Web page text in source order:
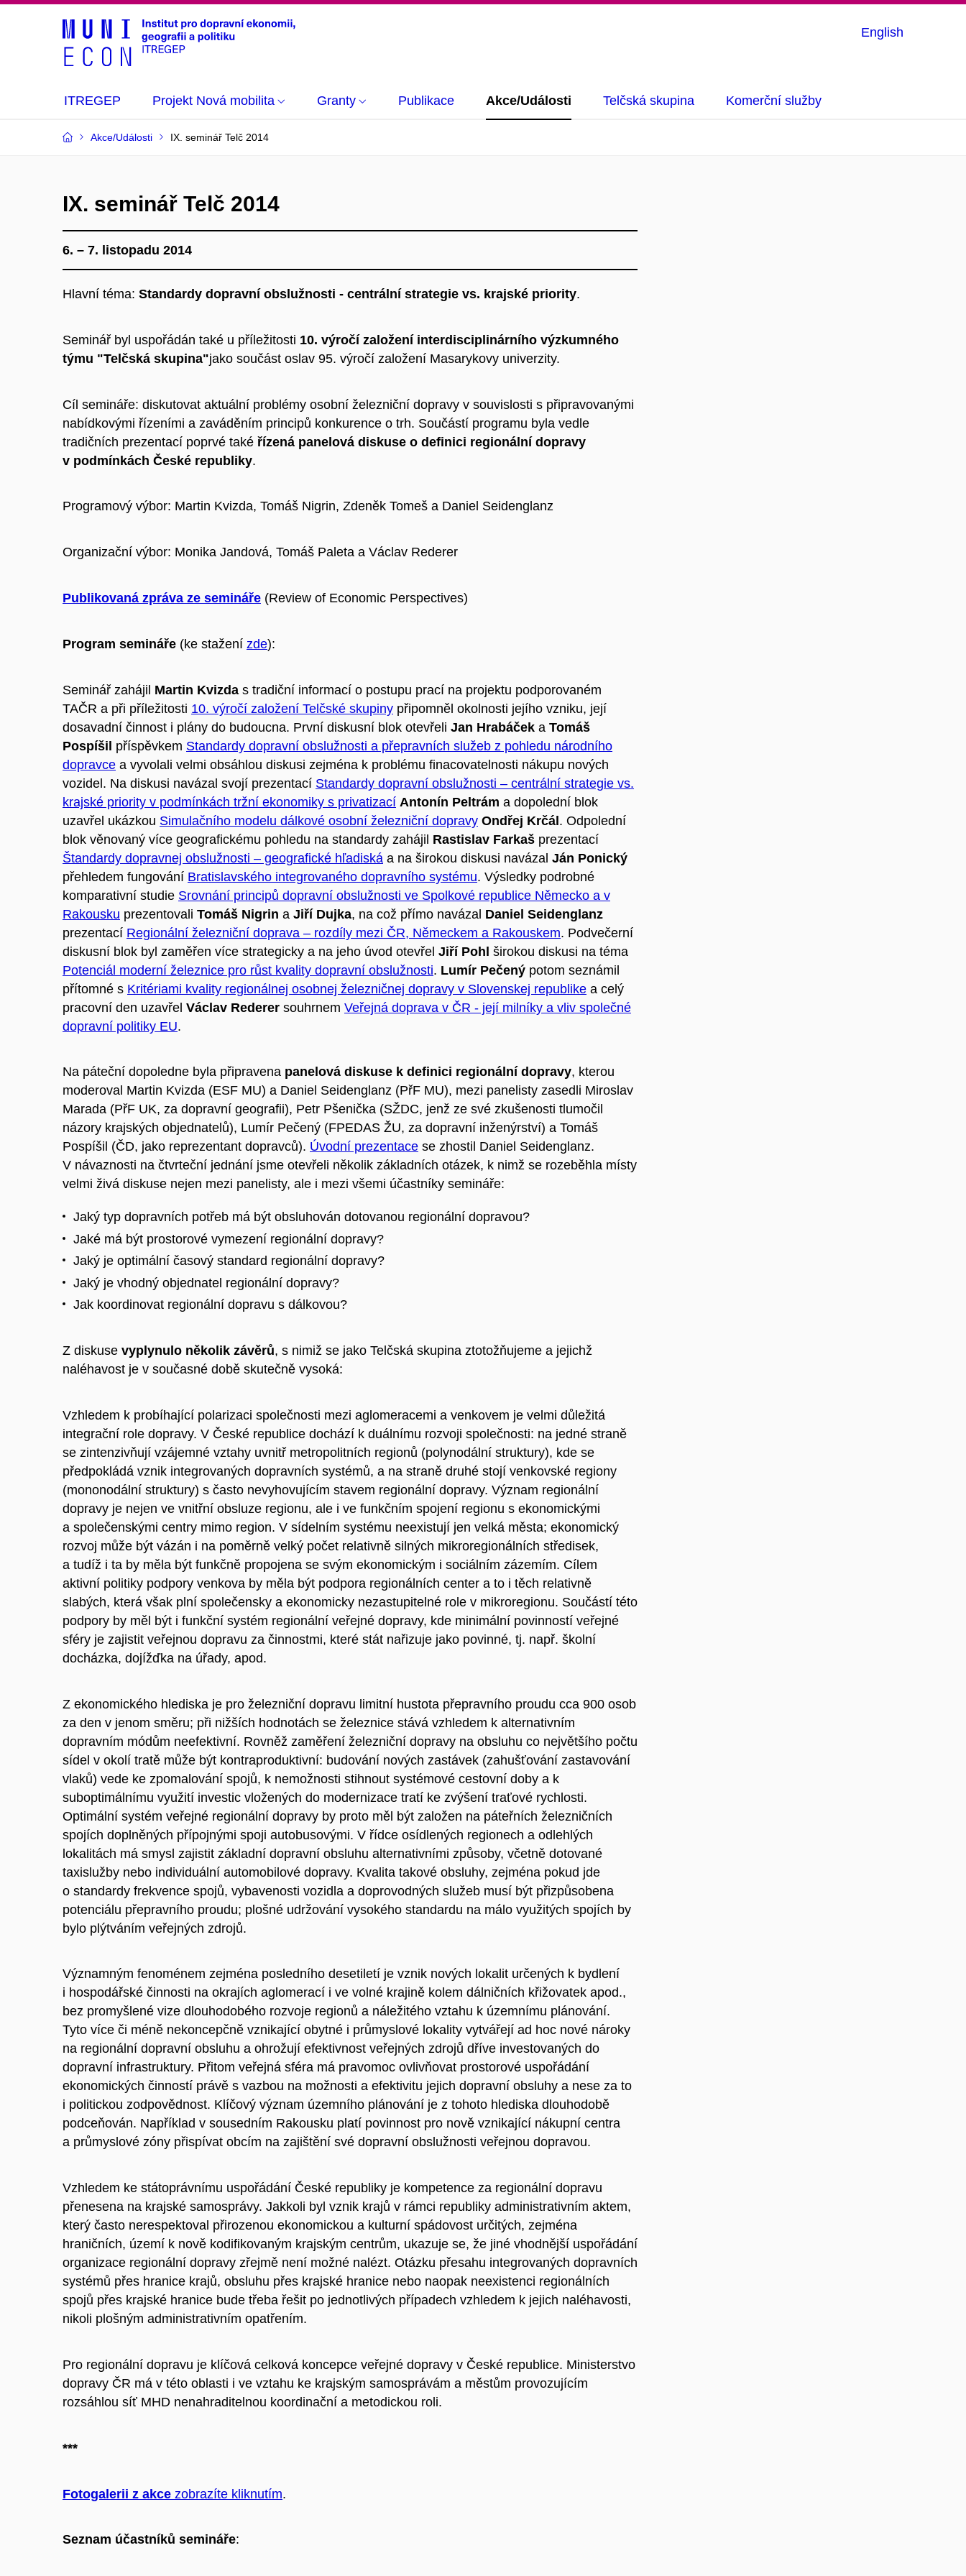
English
ITREGEP Projekt Nová mobilita Granty Publikace Akce/Události Telčská skupina Komerční služby
Akce/Události IX. seminář Telč 2014
IX. seminář Telč 2014
6. – 7. listopadu 2014
Hlavní téma: Standardy dopravní obslužnosti - centrální strategie vs. krajské priority.
Seminář byl uspořádán také u příležitosti 10. výročí založení interdisciplinárního výzkumného
týmu "Telčská skupina"jako součást oslav 95. výročí založení Masarykovy univerzity.
Cíl semináře: diskutovat aktuální problémy osobní železniční dopravy v souvislosti s připravovanými
nabídkovými řízeními a zaváděním principů konkurence o trh. Součástí programu byla vedle
tradičních prezentací poprvé také řízená panelová diskuse o definici regionální dopravy
v podmínkách České republiky.
Programový výbor: Martin Kvizda, Tomáš Nigrin, Zdeněk Tomeš a Daniel Seidenglanz
Organizační výbor: Monika Jandová, Tomáš Paleta a Václav Rederer
Publikovaná zpráva ze semináře (Review of Economic Perspectives)
Program semináře (ke stažení zde):
Seminář zahájil Martin Kvizda s tradiční informací o postupu prací na projektu podporovaném
TAČR a při příležitosti 10. výročí založení Telčské skupiny připomněl okolnosti jejího vzniku, její
dosavadní činnost i plány do budoucna. První diskusní blok otevřeli Jan Hrabáček a Tomáš
Pospíšil příspěvkem Standardy dopravní obslužnosti a přepravních služeb z pohledu národního
dopravce a vyvolali velmi obsáhlou diskusi zejména k problému finacovatelnosti nákupu nových
vozidel. Na diskusi navázal svojí prezentací Standardy dopravní obslužnosti – centrální strategie vs.
krajské priority v podmínkách tržní ekonomiky s privatizací Antonín Peltrám a dopolední blok
uzavřel ukázkou Simulačního modelu dálkové osobní železniční dopravy Ondřej Krčál. Odpolední
blok věnovaný více geografickému pohledu na standardy zahájil Rastislav Farkaš prezentací
Štandardy dopravnej obslužnosti – geografické hľadiská a na širokou diskusi navázal Ján Ponický
přehledem fungování Bratislavského integrovaného dopravního systému. Výsledky podrobné
komparativní studie Srovnání principů dopravní obslužnosti ve Spolkové republice Německo a v
Rakousku prezentovali Tomáš Nigrin a Jiří Dujka, na což přímo navázal Daniel Seidenglanz
prezentací Regionální železniční doprava – rozdíly mezi ČR, Německem a Rakouskem. Podvečerní
diskusní blok byl zaměřen více strategicky a na jeho úvod otevřel Jiří Pohl širokou diskusi na téma
Potenciál moderní železnice pro růst kvality dopravní obslužnosti. Lumír Pečený potom seznámil
přítomné s Kritériami kvality regionálnej osobnej železničnej dopravy v Slovenskej republike a celý
pracovní den uzavřel Václav Rederer souhrnem Veřejná doprava v ČR - její milníky a vliv společné
dopravní politiky EU.
Na páteční dopoledne byla připravena panelová diskuse k definici regionální dopravy, kterou
moderoval Martin Kvizda (ESF MU) a Daniel Seidenglanz (PřF MU), mezi panelisty zasedli Miroslav
Marada (PřF UK, za dopravní geografii), Petr Pšenička (SŽDC, jenž ze své zkušenosti tlumočil
názory krajských objednatelů), Lumír Pečený (FPEDAS ŽU, za dopravní inženýrství) a Tomáš
Pospíšil (ČD, jako reprezentant dopravců). Úvodní prezentace se zhostil Daniel Seidenglanz.
V návaznosti na čtvrteční jednání jsme otevřeli několik základních otázek, k nimž se rozeběhla místy
velmi živá diskuse nejen mezi panelisty, ale i mezi všemi účastníky semináře:
Jaký typ dopravních potřeb má být obsluhován dotovanou regionální dopravou?
Jaké má být prostorové vymezení regionální dopravy?
Jaký je optimální časový standard regionální dopravy?
Jaký je vhodný objednatel regionální dopravy?
Jak koordinovat regionální dopravu s dálkovou?
Z diskuse vyplynulo několik závěrů, s nimiž se jako Telčská skupina ztotožňujeme a jejichž
naléhavost je v současné době skutečně vysoká:
Vzhledem k probíhající polarizaci společnosti mezi aglomeracemi a venkovem je velmi důležitá
integrační role dopravy. V České republice dochází k duálnímu rozvoji společnosti: na jedné straně
se zintenzivňují vzájemné vztahy uvnitř metropolitních regionů (polynodální struktury), kde se
předpokládá vznik integrovaných dopravních systémů, a na straně druhé stojí venkovské regiony
(mononodální struktury) s často nevyhovujícím stavem regionální dopravy. Význam regionální
dopravy je nejen ve vnitřní obsluze regionu, ale i ve funkčním spojení regionu s ekonomickými
a společenskými centry mimo region. V sídelním systému neexistují jen velká města; ekonomický
rozvoj může být vázán i na poměrně velký počet relativně silných mikroregionálních středisek,
a tudíž i ta by měla být funkčně propojena se svým ekonomickým i sociálním zázemím. Cílem
aktivní politiky podpory venkova by měla být podpora regionálních center a to i těch relativně
slabých, která však plní společensky a ekonomicky nezastupitelné role v mikroregionu. Součástí této
podpory by měl být i funkční systém regionální veřejné dopravy, kde minimální povinností veřejné
sféry je zajistit veřejnou dopravu za činnostmi, které stát nařizuje jako povinné, tj. např. školní
docházka, dojížďka na úřady, apod.
Z ekonomického hlediska je pro železniční dopravu limitní hustota přepravního proudu cca 900 osob
za den v jenom směru; při nižších hodnotách se železnice stává vzhledem k alternativním
dopravním módům neefektivní. Rovněž zaměření železniční dopravy na obsluhu co největšího počtu
sídel v okolí tratě může být kontraproduktivní: budování nových zastávek (zahušťování zastavování
vlaků) vede ke zpomalování spojů, k nemožnosti stihnout systémové cestovní doby a k
suboptimálnímu využití investic vložených do modernizace tratí ke zvýšení traťové rychlosti.
Optimální systém veřejné regionální dopravy by proto měl být založen na páteřních železničních
spojích doplněných přípojnými spoji autobusovými. V řídce osídlených regionech a odlehlých
lokalitách má smysl zajistit základní dopravní obsluhu alternativními způsoby, včetně dotované
taxislužby nebo individuální automobilové dopravy. Kvalita takové obsluhy, zejména pokud jde
o standardy frekvence spojů, vybavenosti vozidla a doprovodných služeb musí být přizpůsobena
potenciálu přepravního proudu; plošné udržování vysokého standardu na málo využitých spojích by
bylo plýtváním veřejných zdrojů.
Významným fenoménem zejména posledního desetiletí je vznik nových lokalit určených k bydlení
i hospodářské činnosti na okrajích aglomerací i ve volné krajině kolem dálničních křižovatek apod.,
bez promyšlené vize dlouhodobého rozvoje regionů a náležitého vztahu k územnímu plánování.
Tyto více či méně nekoncepčně vznikající obytné i průmyslové lokality vytvářejí ad hoc nové nároky
na regionální dopravní obsluhu a ohrožují efektivnost veřejných zdrojů dříve investovaných do
dopravní infrastruktury. Přitom veřejná sféra má pravomoc ovlivňovat prostorové uspořádání
ekonomických činností právě s vazbou na možnosti a efektivitu jejich dopravní obsluhy a nese za to
i politickou zodpovědnost. Klíčový význam územního plánování je z tohoto hlediska dlouhodobě
podceňován. Například v sousedním Rakousku platí povinnost pro nově vznikající nákupní centra
a průmyslové zóny přispívat obcím na zajištění své dopravní obslužnosti veřejnou dopravou.
Vzhledem ke státoprávnímu uspořádání České republiky je kompetence za regionální dopravu
přenesena na krajské samosprávy. Jakkoli byl vznik krajů v rámci republiky administrativním aktem,
který často nerespektoval přirozenou ekonomickou a kulturní spádovost určitých, zejména
hraničních, území k nově kodifikovaným krajským centrům, ukazuje se, že jiné vhodnější uspořádání
organizace regionální dopravy zřejmě není možné nalézt. Otázku přesahu integrovaných dopravních
systémů přes hranice krajů, obsluhu přes krajské hranice nebo naopak neexistenci regionálních
spojů přes krajské hranice bude třeba řešit po jednotlivých případech vzhledem k jejich naléhavosti,
nikoli plošným administrativním opatřením.
Pro regionální dopravu je klíčová celková koncepce veřejné dopravy v České republice. Ministerstvo
dopravy ČR má v této oblasti i ve vztahu ke krajským samosprávám a městům provozujícím
rozsáhlou síť MHD nenahraditelnou koordinační a metodickou roli.
***
Fotogalerii z akce zobrazíte kliknutím.
Seznam účastníků semináře: